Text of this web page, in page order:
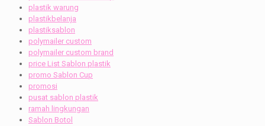
plastik warung
plastikbelanja
plastiksablon
polymailer custom
polymailer custom brand
price List Sablon plastik
promo Sablon Cup
promosi
pusat sablon plastik
ramah lingkungan
Sablon Botol